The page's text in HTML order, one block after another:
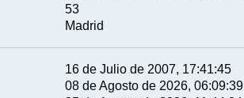
53
Madrid
16 de Julio de 2007, 17:41:45
08 de Agosto de 2026, 06:09:39